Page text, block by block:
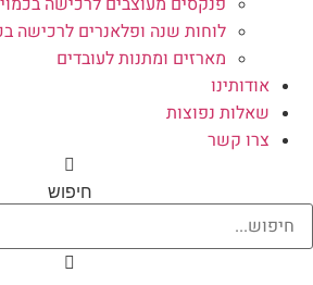
לוחות שנה ופלאנרים לרכישה
מארזים ומתנות לעובדים
אודותינו
שאלות נפוצות
צרו קשר
חיפוש